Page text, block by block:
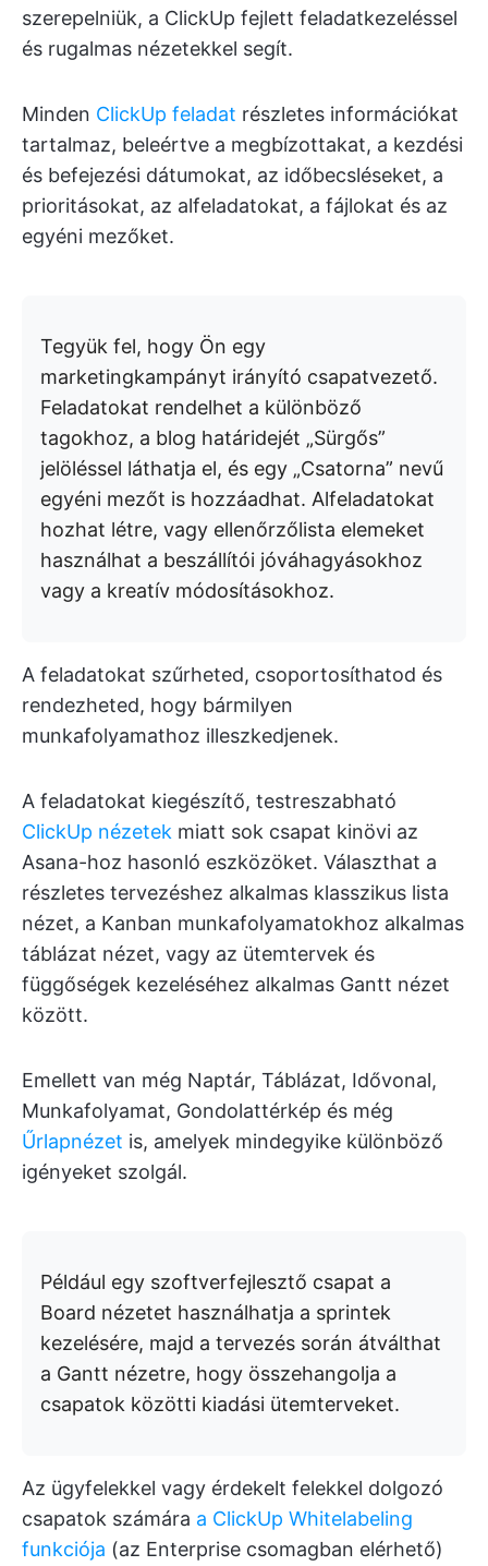
szerepelniük, a ClickUp fejlett feladatkezeléssel
és rugalmas nézetekkel segít.
Minden ClickUp feladat részletes információkat
tartalmaz, beleértve a megbízottakat, a kezdési
és befejezési dátumokat, az időbecsléseket, a
prioritásokat, az alfeladatokat, a fájlokat és az
egyéni mezőket.
Tegyük fel, hogy Ön egy
marketingkampányt irányító csapatvezető.
Feladatokat rendelhet a különböző
tagokhoz, a blog határidejét „Sürgős”
jelöléssel láthatja el, és egy „Csatorna” nevű
egyéni mezőt is hozzáadhat. Alfeladatokat
hozhat létre, vagy ellenőrzőlista elemeket
használhat a beszállítói jóváhagyásokhoz
vagy a kreatív módosításokhoz.
A feladatokat szűrheted, csoportosíthatod és
rendezheted, hogy bármilyen
munkafolyamathoz illeszkedjenek.
A feladatokat kiegészítő, testreszabható
ClickUp nézetek miatt sok csapat kinövi az
Asana-hoz hasonló eszközöket. Választhat a
részletes tervezéshez alkalmas klasszikus lista
nézet, a Kanban munkafolyamatokhoz alkalmas
táblázat nézet, vagy az ütemtervek és
függőségek kezeléséhez alkalmas Gantt nézet
között.
Emellett van még Naptár, Táblázat, Idővonal,
Munkafolyamat, Gondolattérkép és még
Űrlapnézet is, amelyek mindegyike különböző
igényeket szolgál.
Például egy szoftverfejlesztő csapat a
Board nézetet használhatja a sprintek
kezelésére, majd a tervezés során átválthat
a Gantt nézetre, hogy összehangolja a
csapatok közötti kiadási ütemterveket.
Az ügyfelekkel vagy érdekelt felekkel dolgozó
csapatok számára a ClickUp Whitelabeling
funkciója (az Enterprise csomagban elérhető)